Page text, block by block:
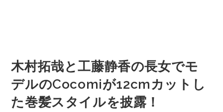
木村拓哉と工藤静香の長女でモ
デルのCocomiが12cmカットし
た巻髪スタイルを披露！